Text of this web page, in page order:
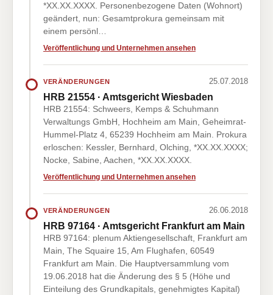
*XX.XX.XXXX. Personenbezogene Daten (Wohnort)
geändert, nun: Gesamtprokura gemeinsam mit
einem persönl…
Veröffentlichung und Unternehmen ansehen
VERÄNDERUNGEN 25.07.2018
HRB 21554 · Amtsgericht Wiesbaden
HRB 21554: Schweers, Kemps & Schuhmann
Verwaltungs GmbH, Hochheim am Main, Geheimrat-
Hummel-Platz 4, 65239 Hochheim am Main. Prokura
erloschen: Kessler, Bernhard, Olching, *XX.XX.XXXX;
Nocke, Sabine, Aachen, *XX.XX.XXXX.
Veröffentlichung und Unternehmen ansehen
VERÄNDERUNGEN 26.06.2018
HRB 97164 · Amtsgericht Frankfurt am Main
HRB 97164: plenum Aktiengesellschaft, Frankfurt am
Main, The Squaire 15, Am Flughafen, 60549
Frankfurt am Main. Die Hauptversammlung vom
19.06.2018 hat die Änderung des § 5 (Höhe und
Einteilung des Grundkapitals, genehmigtes Kapital)